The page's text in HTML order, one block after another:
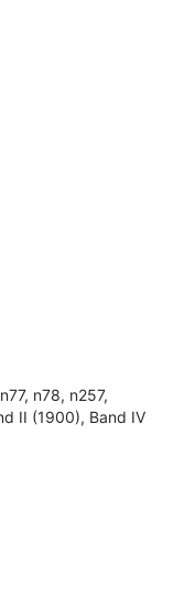
n78, n257,
II (1900), Band IV